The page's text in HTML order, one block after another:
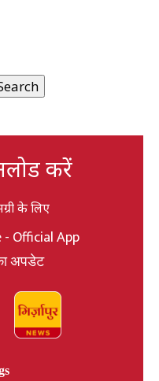
करें
के लिए
Official App
अपडेट